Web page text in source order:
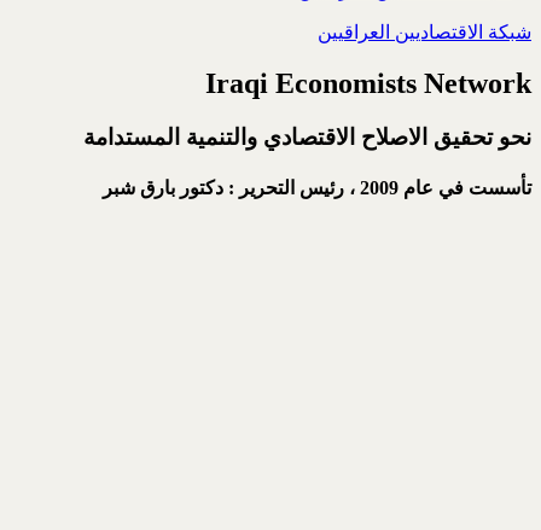
شبكة الاقتصاديين العراقيين
Iraqi Economists Network
نحو تحقيق الاصلاح الاقتصادي والتنمية المستدامة
تأسست في عام 2009 ، رئيس التحرير : دكتور بارق شبر